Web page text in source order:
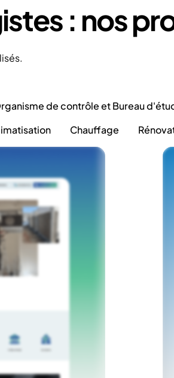
: nos
de contrôle et Bureau
Chauffage